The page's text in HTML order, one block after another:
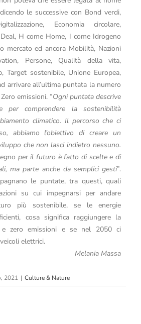
le successive con Bond verdi,
Economia circolare,
H come Home, I come Idrogeno
mercato ed ancora Mobilità, Nazioni
Persone, Qualità della vita,
Target sostenibile, Unione Europea,
arrivare all’ultima puntata la numero
emissioni. “Ogni puntata descrive
per comprendere la sostenibilità
climatico. Il percorso che ci
abbiamo l’obiettivo di creare un
che non lasci indietro nessuno.
per il futuro è fatto di scelte e di
ma parte anche da semplici gesti”.
le puntate, tra questi, quali
su cui impegnarsi per andare
più sostenibile, se le energie
cosa significa raggiungere la
e zero emissioni e se nel 2050 ci
elettrici.
Melania Massa
2021 | Culture & Nature